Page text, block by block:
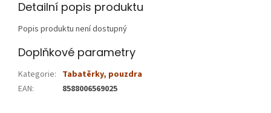
Detailní popis produktu
Popis produktu není dostupný
Doplňkové parametry
Kategorie: Tabatěrky, pouzdra
EAN: 8588006569025